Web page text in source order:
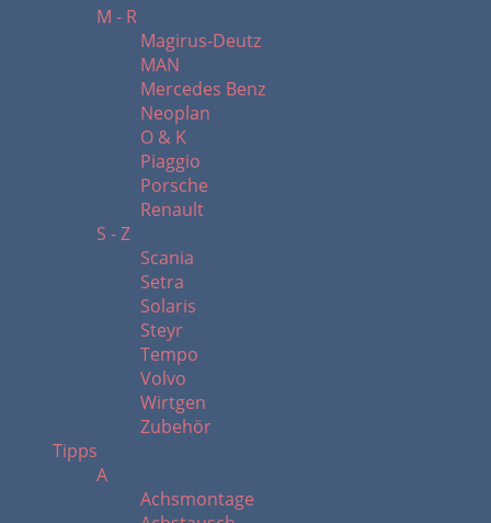
M - R
Magirus-Deutz
MAN
Mercedes Benz
Neoplan
O & K
Piaggio
Porsche
Renault
S - Z
Scania
Setra
Solaris
Steyr
Tempo
Volvo
Wirtgen
Zubehör
Tipps
A
Achsmontage